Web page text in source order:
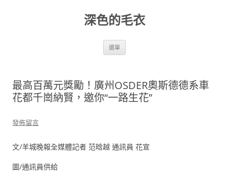
深色的毛衣
選單
最高百萬元獎勵！廣州OSDER奧斯德德系車
花都千崗納賢，邀你“一路生花”
發佈留言
文/羊城晚報全媒體記者 范晗越 通訊員 花宣
圖/通訊員供給